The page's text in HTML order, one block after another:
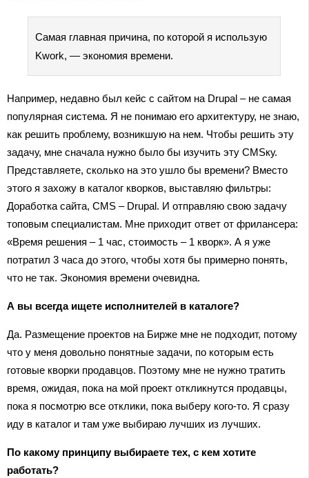
Самая главная причина, по которой я использую
Kwork, — экономия времени.
Например, недавно был кейс с сайтом на Drupal – не самая
популярная система. Я не понимаю его архитектуру, не знаю,
как решить проблему, возникшую на нем. Чтобы решить эту
задачу, мне сначала нужно было бы изучить эту CMSку.
Представляете, сколько на это ушло бы времени? Вместо
этого я захожу в каталог кворков, выставляю фильтры:
Доработка сайта, CMS – Drupal. И отправляю свою задачу
топовым специалистам. Мне приходит ответ от фрилансера:
«Время решения – 1 час, стоимость – 1 кворк». А я уже
потратил 3 часа до этого, чтобы хотя бы примерно понять,
что не так. Экономия времени очевидна.
А вы всегда ищете исполнителей в каталоге?
Да. Размещение проектов на Бирже мне не подходит, потому
что у меня довольно понятные задачи, по которым есть
готовые кворки продавцов. Поэтому мне не нужно тратить
время, ожидая, пока на мой проект откликнутся продавцы,
пока я посмотрю все отклики, пока выберу кого-то. Я сразу
иду в каталог и там уже выбираю лучших из лучших.
По какому принципу выбираете тех, с кем хотите
работать?